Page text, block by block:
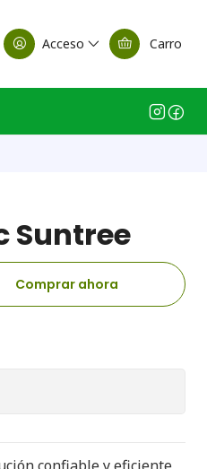
Acceso Carro
Suntree
Comprar ahora